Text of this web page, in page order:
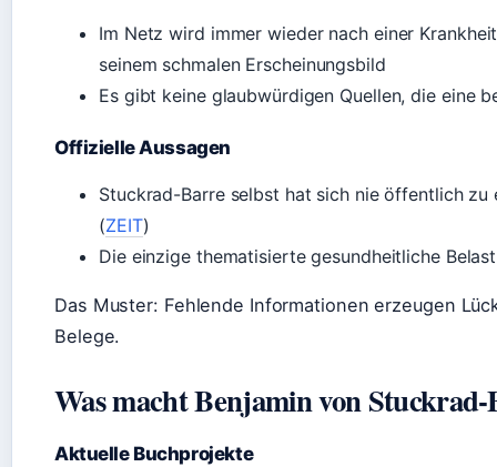
Im Netz wird immer wieder nach einer
seinem schmalen Erscheinungsbild
Es gibt keine glaubwürdigen Quellen, die eine
Offizielle Aussagen
Stuckrad-Barre selbst hat sich nie öffentlich
(ZEIT)
Die einzige thematisierte gesundheitliche
Das Muster: Fehlende Informationen erzeugen
Belege.
Was macht Benjamin von
Aktuelle Buchprojekte